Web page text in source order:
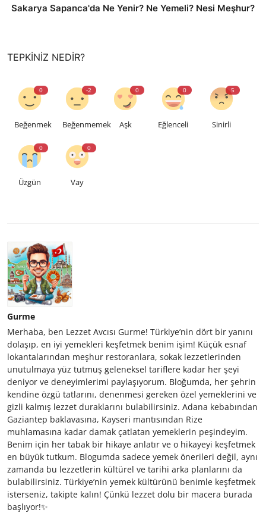
Sakarya Sapanca'da Ne Yenir? Ne Yemeli? Nesi Meşhur?
TEPKINIZ NEDIR?
0
Beğenmek
-2
Beğenmemek
0
Aşk
0
Eğlenceli
5
Sinirli
0
Üzgün
0
Vay
Gurme
Merhaba, ben Lezzet Avcısı Gurme! Türkiye’nin dört bir yanını
dolaşıp, en iyi yemekleri keşfetmek benim işim! Küçük esnaf
lokantalarından meşhur restoranlara, sokak lezzetlerinden
unutulmaya yüz tutmuş geleneksel tariflere kadar her şeyi
deniyor ve deneyimlerimi paylaşıyorum. Bloğumda, her şehrin
kendine özgü tatlarını, denenmesi gereken özel yemeklerini ve
gizli kalmış lezzet duraklarını bulabilirsiniz. Adana kebabından
Gaziantep baklavasına, Kayseri mantısından Rize
muhlamasına kadar damak çatlatan yemeklerin peşindeyim.
Benim için her tabak bir hikaye anlatır ve o hikayeyi keşfetmek
en büyük tutkum. Blogumda sadece yemek önerileri değil, aynı
zamanda bu lezzetlerin kültürel ve tarihi arka planlarını da
bulabilirsiniz. Türkiye’nin yemek kültürünü benimle keşfetmek
isterseniz, takipte kalın! Çünkü lezzet dolu bir macera burada
başlıyor!✨